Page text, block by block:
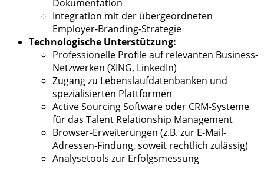
Dokumentation
Integration mit der übergeordneten
Employer-Branding-Strategie
Technologische Unterstützung:
Professionelle Profile auf relevanten Business-
Netzwerken (XING, LinkedIn)
Zugang zu Lebenslaufdatenbanken und
spezialisierten Plattformen
Active Sourcing Software oder CRM-Systeme
für das Talent Relationship Management
Browser-Erweiterungen (z.B. zur E-Mail-
Adressen-Findung, soweit rechtlich zulässig)
Analysetools zur Erfolgsmessung